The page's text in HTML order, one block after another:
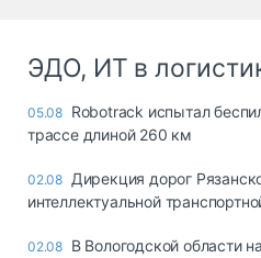
ЭДО, ИТ в
05.08 Robotrack испытал
трассе длиной 260 км
02.08 Дирекция дорог
интеллектуальной
02.08 В Вологодской области